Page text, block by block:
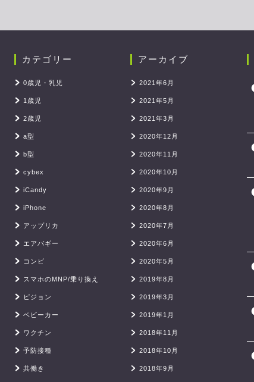
カテゴリー
0歳児・乳児
1歳児
2歳児
a型
b型
cybex
iCandy
iPhone
アップリカ
エアバギー
コンビ
スマホのMNP/乗り換え
ピジョン
ベビーカー
ワクチン
予防接種
共働き
アーカイブ
2021年6月
2021年5月
2021年3月
2020年12月
2020年11月
2020年10月
2020年9月
2020年8月
2020年7月
2020年6月
2020年5月
2019年8月
2019年3月
2019年1月
2018年11月
2018年10月
2018年9月